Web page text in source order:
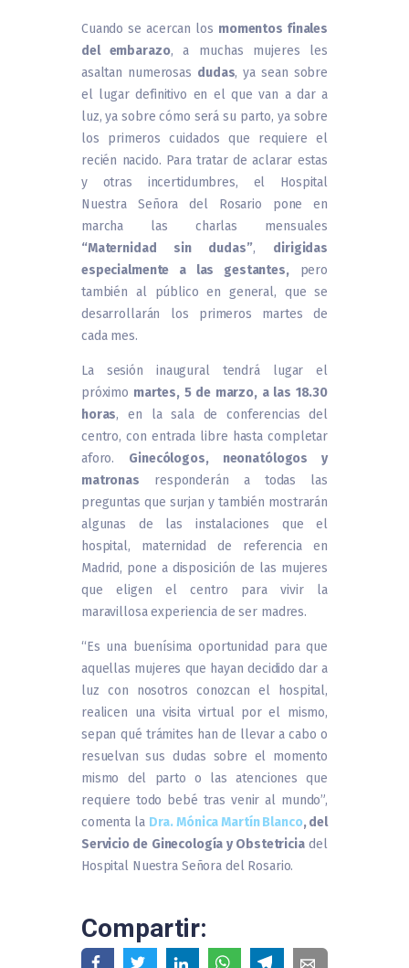
Cuando se acercan los momentos finales
del embarazo, a muchas mujeres les
asaltan numerosas dudas, ya sean sobre
el lugar definitivo en el que van a dar a
luz, ya sobre cómo será su parto, ya sobre
los primeros cuidados que requiere el
recién nacido. Para tratar de aclarar estas
y otras incertidumbres, el Hospital
Nuestra Señora del Rosario pone en
marcha las charlas mensuales
“Maternidad sin dudas”, dirigidas
especialmente a las gestantes,pero
también al público en general, que se
desarrollarán los primeros martes de
cada mes.
La sesión inaugural tendrá lugar el
próximo martes, 5 de marzo, a las 18.30
horas, en la sala de conferencias del
centro, con entrada libre hasta completar
aforo. Ginecólogos, neonatólogos y
matronas responderán a todas las
preguntas que surjan y también mostrarán
algunas de las instalaciones que el
hospital, maternidad de referencia en
Madrid, pone a disposición de las mujeres
que eligen el centro para vivir la
maravillosa experiencia de ser madres.
“Es una buenísima oportunidad para que
aquellas mujeres que hayan decidido dar a
luz con nosotros conozcan el hospital,
realicen una visita virtual por el mismo,
sepan qué trámites han de llevar a cabo o
resuelvan sus dudas sobre el momento
mismo del parto o las atenciones que
requiere todo bebé tras venir al mundo”,
comenta la Dra. Mónica Martín Blanco, del
Servicio de Ginecología y Obstetriciadel
Hospital Nuestra Señora del Rosario.
Compartir: